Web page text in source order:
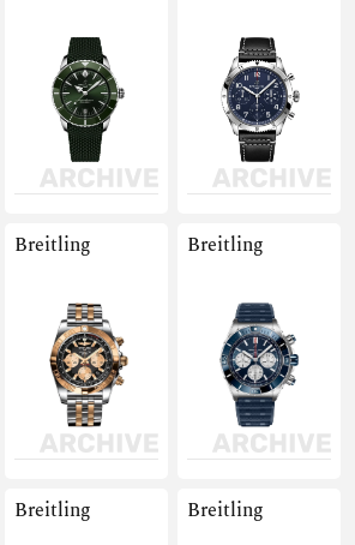
Breitling Breitling
Breitling Breitling